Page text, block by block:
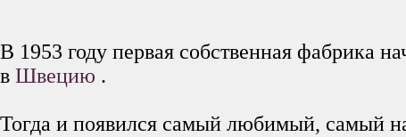
В 1953 году первая собственная фабрика
в Швецию .
Тогда и появился самый любимый, самый